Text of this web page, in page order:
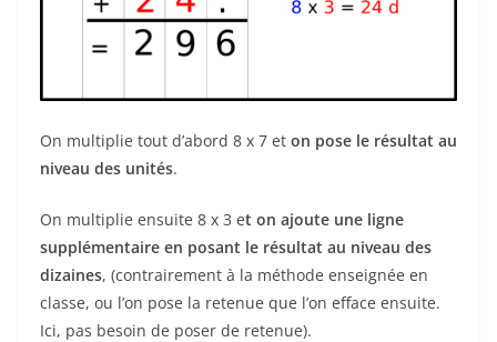
On multiplie tout d’abord 8 x 7 et on pose le résultat au
niveau des unités.
On multiplie ensuite 8 x 3 et on ajoute une ligne
supplémentaire en posant le résultat au niveau des
dizaines, (contrairement à la méthode enseignée en
classe, ou l’on pose la retenue que l’on efface ensuite.
Ici, pas besoin de poser de retenue).